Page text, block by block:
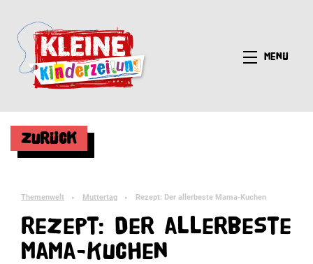
Menü
Zurück
Themenwelt ► Muttertag ► Rezept: Der allerbeste Mama-Kuchen
Rezept: Der allerbeste
Mama-Kuchen